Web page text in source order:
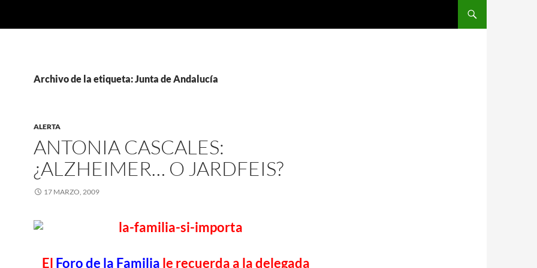
Archivo de la etiqueta: Junta de Andalucía
ALERTA
ANTONIA CASCALES:
¿ALZHEIMER… O JARDFEIS?
17 MARZO, 2009
El Foro de la Familia le recuerda a la delegada